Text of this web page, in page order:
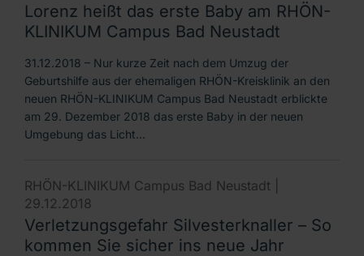
Lorenz heißt das erste Baby am RHÖN-
KLINIKUM Campus Bad Neustadt
31.12.2018 – Nur kurze Zeit nach dem Umzug der
Geburtshilfe aus der ehemaligen RHÖN-Kreisklinik an den
neuen RHÖN-KLINIKUM Campus Bad Neustadt erblickte
am 29. Dezember 2018 das erste Baby in der neuen
Umgebung das Licht…
RHÖN-KLINIKUM Campus Bad Neustadt |
29.12.2018
Verletzungsgefahr Silvesterknaller – So
kommen Sie sicher ins neue Jahr